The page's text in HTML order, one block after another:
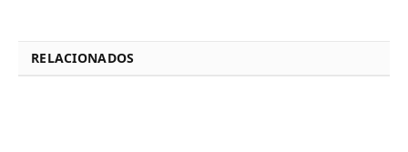
RELACIONADOS